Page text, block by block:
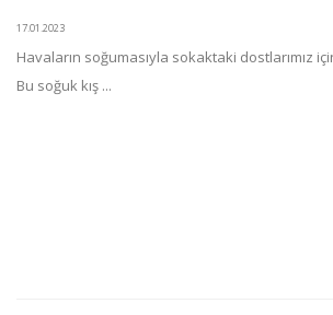
17.01.2023
Havaların soğumasıyla sokaktaki dostlarımız
Bu soğuk kış ...